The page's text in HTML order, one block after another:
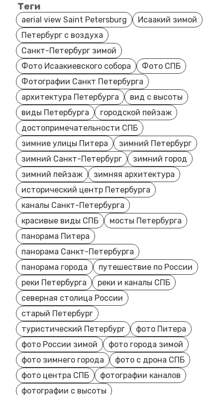
Теги
aerial view Saint Petersburg
Исаакий зимой
Петербург с воздуха
Санкт-Петербург зимой
Фото Исаакиевского собора
Фото СПБ
Фотографии Санкт Петербурга
архитектура Петербурга
вид с высоты
виды Петербурга
городской пейзаж
достопримечательности СПБ
зимние улицы Питера
зимний Петербург
зимний Санкт-Петербург
зимний город
зимний пейзаж
зимняя архитектура
исторический центр Петербурга
каналы Санкт-Петербурга
красивые виды СПБ
мосты Петербурга
панорама Питера
панорама Санкт-Петербурга
панорама города
путешествие по России
реки Петербурга
реки и каналы СПБ
северная столица России
старый Петербург
туристический Петербург
фото Питера
фото России зимой
фото города зимой
фото зимнего города
фото с дрона СПБ
фото центра СПБ
фотографии каналов
фотографии с высоты